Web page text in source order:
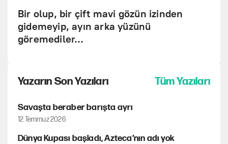
Bir olup, bir çift mavi gözün izinden
gidemeyip, ayın arka yüzünü
göremediler…
Yazarın Son Yazıları Tüm Yazıları
Savaşta beraber barışta ayrı
12 Temmuz 2026
Dünya Kupası başladı, Azteca’nın adı yok